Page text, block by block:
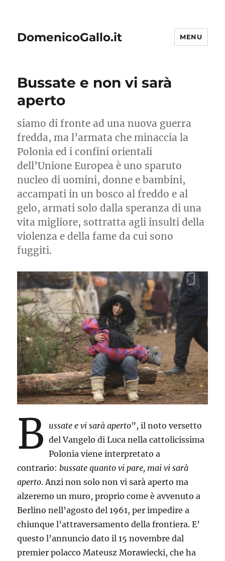
DomenicoGallo.it MENU
Bussate e non vi sarà
aperto
siamo di fronte ad una nuova guerra
fredda, ma l’armata che minaccia la
Polonia ed i confini orientali
dell’Unione Europea è uno sparuto
nucleo di uomini, donne e bambini,
accampati in un bosco al freddo e al
gelo, armati solo dalla speranza di una
vita migliore, sottratta agli insulti della
violenza e della fame da cui sono
fuggiti.
B ussate e vi sarà aperto”, il noto versetto
del Vangelo di Luca nella cattolicissima
Polonia viene interpretato a
contrario: bussate quanto vi pare, mai vi sarà
aperto. Anzi non solo non vi sarà aperto ma
alzeremo un muro, proprio come è avvenuto a
Berlino nell’agosto del 1961, per impedire a
chiunque l’attraversamento della frontiera. E’
questo l’annuncio dato il 15 novembre dal
premier polacco Mateusz Morawiecki, che ha